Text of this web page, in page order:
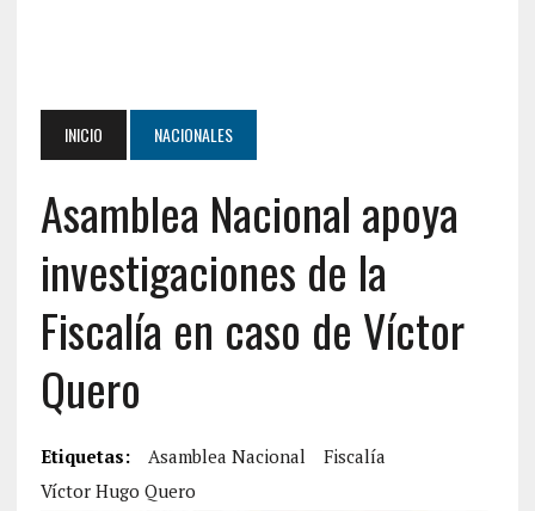
INICIO NACIONALES
Asamblea Nacional apoya
investigaciones de la
Fiscalía en caso de Víctor
Quero
Etiquetas: Asamblea Nacional
Fiscalía
Víctor Hugo Quero